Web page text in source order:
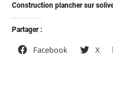
Construction plancher sur
Partager :
Facebook X